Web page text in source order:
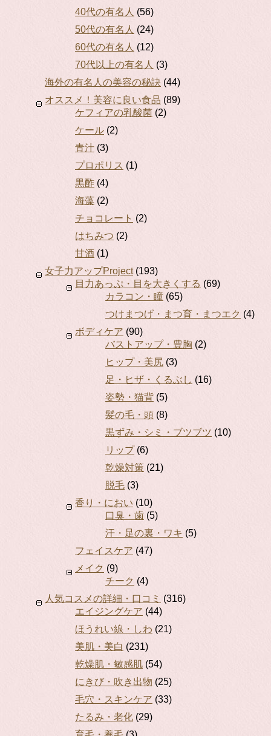
40代の有名人 (56)
50代の有名人 (24)
60代の有名人 (12)
70代以上の有名人 (3)
海外の有名人の美容の秘訣 (44)
オススメ！美容に良い食品 (89)
ケフィアの乳酸菌 (2)
ケール (2)
青汁 (3)
プロポリス (1)
黒酢 (4)
海藻 (2)
チョコレート (2)
はちみつ (2)
甘酒 (1)
女子力アップProject(193)
目力あっぷ・目を大きくする (69)
カラコン・瞳 (65)
つけまつげ・まつ育・まつエク (4)
ボディケア (90)
バストアップ・豊胸 (2)
ヒップ・美尻 (3)
足・ヒザ・くるぶし (16)
姿勢・猫背 (5)
髪の毛・頭 (8)
黒ずみ・シミ・ブツブツ (10)
リップ(6)
乾燥対策 (21)
脱毛 (3)
香り・におい (10)
口臭・歯 (5)
汗・足の裏・ワキ (5)
フェイスケア (47)
メイク (9)
チーク (4)
人気コスメの詳細・口コミ (316)
エイジングケア (44)
ほうれい線・しわ (21)
美肌・美白 (231)
乾燥肌・敏感肌 (54)
にきび・吹き出物 (25)
毛穴・スキンケア (33)
たるみ・老化 (29)